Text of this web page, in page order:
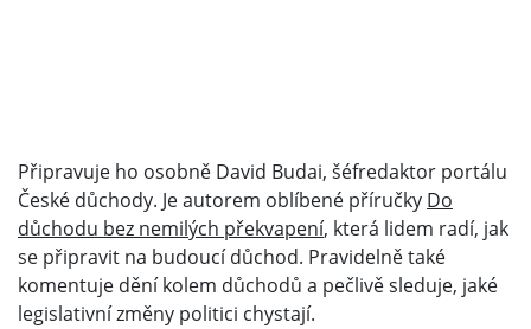
Připravuje ho osobně David Budai, šéfredaktor portálu
České důchody. Je autorem oblíbené příručky Do
důchodu bez nemilých překvapení, která lidem radí, jak
se připravit na budoucí důchod. Pravidelně také
komentuje dění kolem důchodů a pečlivě sleduje, jaké
legislativní změny politici chystají.